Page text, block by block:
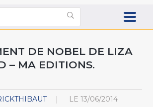
DE NOBEL DE LIZA
– MA EDITIONS.
LE 13/06/2014